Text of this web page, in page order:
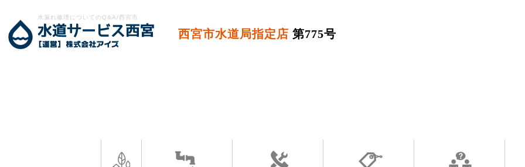
水漏れ修理についてのQ&A/西宮市
西宮市水道局指定店 第775号
QUESTION & ANSWER